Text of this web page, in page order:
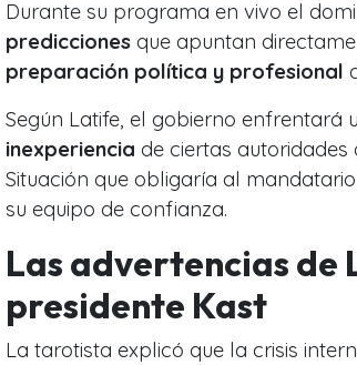
Durante su programa en vivo el
predicciones que apuntan
preparación política y profesional
Según Latife, el gobierno enfrentará
inexperiencia de ciertas
Situación que obligaría al
su equipo de confianza.
Las advertencias de
presidente Kast
La tarotista explicó que la crisis